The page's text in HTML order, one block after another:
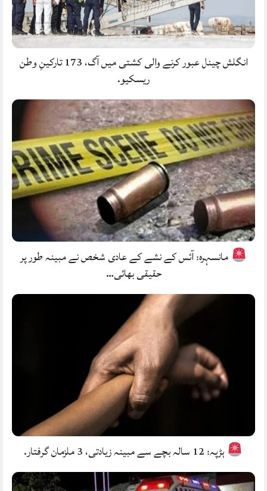
انگلش چینل عبور کرنے والی کشتی میں آگ، 173 تارکینِ وطن
ریسکیو.
مانسہرہ: آئس کے نشے کے عادی شخص نے مبینہ طور پر
حقیقی بھائی…
ہڑپہ: 12 سالہ بچے سے مبینہ زیادتی، 3 ملزمان گرفتار.